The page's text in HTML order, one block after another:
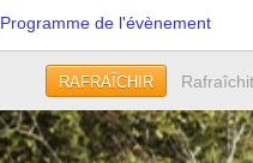
Programme de l'évènement
RAFRAÎCHIR